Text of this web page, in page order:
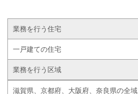
業務を行う住宅
一戸建ての住宅
業務を行う区域
滋賀県、京都府、大阪府、奈良県の全域